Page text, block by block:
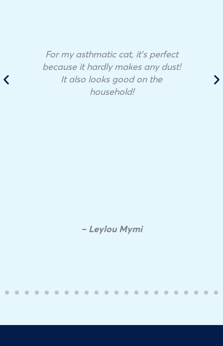
For my asthmatic cat, it’s perfect
because it hardly makes any dust!
It also looks good on the
household!
– Leylou Mymi